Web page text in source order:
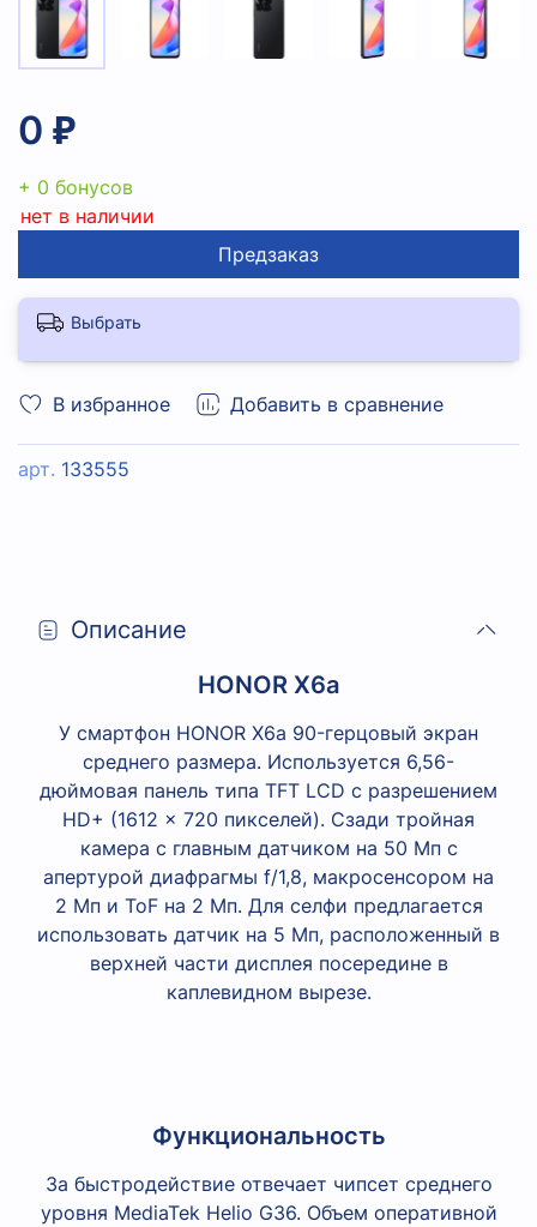
В избранное Добавить в сравнение
арт. 133555
0 ₽
+ 0 бонусов
нет в наличии
Предзаказ
Выбрать
Описание
HONOR X6a
У смартфон HONOR X6a 90-герцовый экран
среднего размера. Используется 6,56-
дюймовая панель типа TFT LCD с разрешением
HD+ (1612 × 720 пикселей). Сзади тройная
камера с главным датчиком на 50 Мп с
апертурой диафрагмы f/1,8, макросенсором на
2 Мп и ToF на 2 Мп. Для селфи предлагается
использовать датчик на 5 Мп, расположенный в
верхней части дисплея посередине в
каплевидном вырезе.
Функциональность
За быстродействие отвечает чипсет среднего
уровня MediaTek Helio G36. Объем оперативной